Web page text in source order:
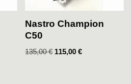
Nastro Champion
C50
135,00€ 115,00€